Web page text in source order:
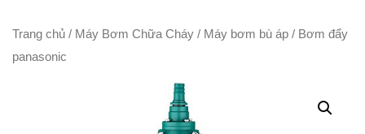
Trang chủ / Máy Bơm Chữa Cháy / Máy bơm bù áp / Bơm đẩy
panasonic